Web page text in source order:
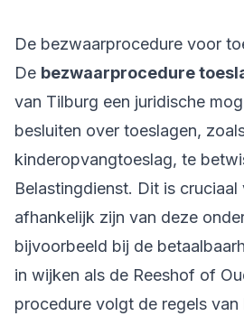
De bezwaarprocedure voor
De bezwaarprocedure
van Tilburg een juridische
besluiten over toeslagen,
kinderopvangtoeslag, te
Belastingdienst. Dit is
afhankelijk zijn van deze
bijvoorbeeld bij de
in wijken als de Reeshof of
procedure volgt de regels